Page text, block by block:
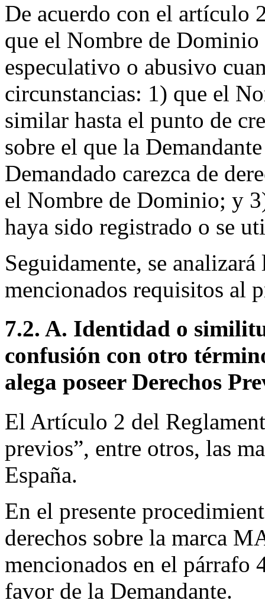
De acuerdo con el artículo
que el Nombre de
especulativo o abusivo
circunstancias: 1) que el
similar hasta el punto de
sobre el que la
Demandado carezca de
el Nombre de Dominio; y
haya sido registrado o se
Seguidamente, se
mencionados requisitos al
7.2. A. Identidad o
confusión con otro
alega poseer Derechos
El Artículo 2 del
previos”, entre otros, las
España.
En el presente
derechos sobre la marca
mencionados en el párrafo
favor de la Demandante.